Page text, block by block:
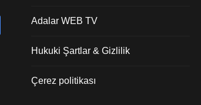
Adalar WEB TV
Hukuki Şartlar & Gizlilik
Çerez politikası